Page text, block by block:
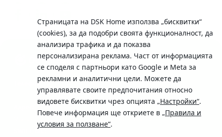
Страницата на DSK Home използва „бисквитки“
(cookies), за да подобри своята функционалност, да
анализира трафика и да показва
персонализирана реклама. Част от информацията
се споделя с партньори като Google и Meta за
рекламни и аналитични цели. Можете да
управлявате своите предпочитания относно
видовете бисквитки чрез опцията „Настройки“.
Повече информация ще откриете в „Правила и
условия за ползване“.
Телефон:
0700 10 375 / *2375
Московска No.19 / ул. Г. Бенковски No. 5, София 1036
SWIFT/BIC: